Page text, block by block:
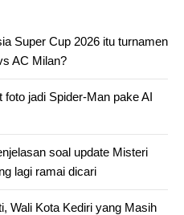
Super Cup 2026 itu turnamen
AC Milan?
jadi Spider-Man pake AI
soal update Misteri
lagi ramai dicari
Wali Kota Kediri yang Masih